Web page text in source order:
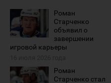
Роман
Старченко
объявил о
завершении
игровой карьеры
Роман
Старченко стал